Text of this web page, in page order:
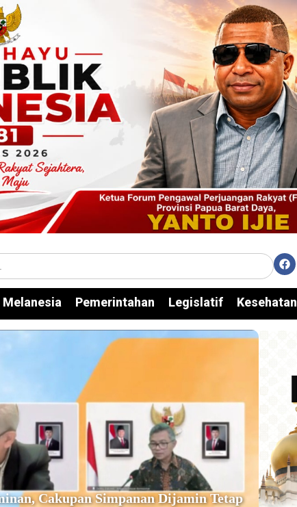
Melanesia Pemerintahan Legislatif Kesehatan
Cakupan Simpanan Dijamin Tetap